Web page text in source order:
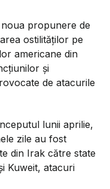
propunere de
ostilităților pe
americane din
și
de atacurile
lunii aprilie,
zile au fost
din Irak către state
Kuweit, atacuri